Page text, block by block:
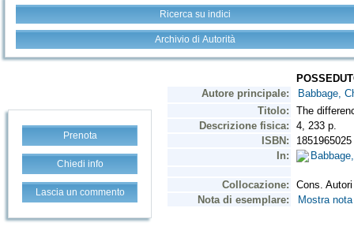
Ricerca su indici
Archivio di Autorità
Prenota
Chiedi info
Lascia un commento